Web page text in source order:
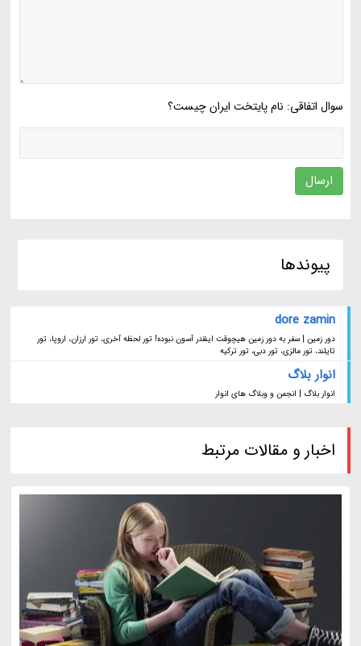
سوال اتفاقی: نام پایتخت ایران چیست؟
ارسال
پیوندها
dore zamin
دور زمین | سفر به دور زمین هیچوقت اینقدر آسون نبوده! تور لحظه آخری، تور ارزان، اروپا، تور
تایلند، تور مالزی، تور دبی، تور ترکیه
انوار بلاگ
انوار بلاگ | انجمن و وبلاگ های انوار
اخبار و مقالات مرتبط